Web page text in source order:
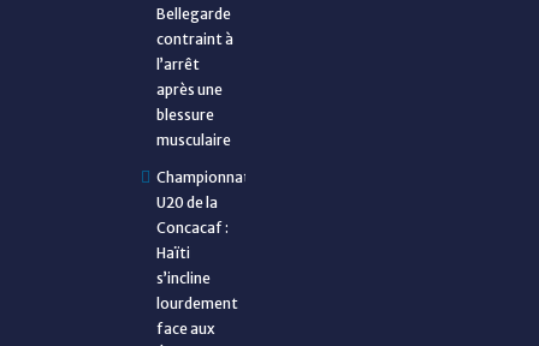
Bellegarde
contraint à
l’arrêt
après une
blessure
musculaire
Championnat
U20 de la
Concacaf :
Haïti
s’incline
lourdement
face aux